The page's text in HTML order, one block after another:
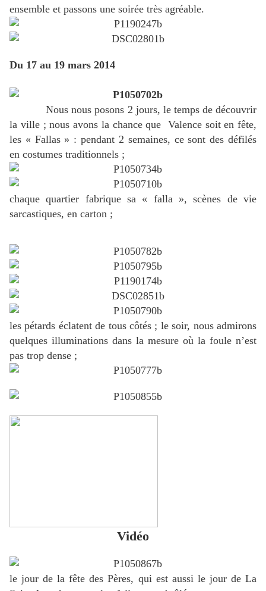
ensemble et passons une soirée très agréable.
Du 17 au 19 mars 2014
Nous nous posons 2 jours, le temps de découvrir
la ville ; nous avons la chance que Valence soit en fête,
les « Fallas » : pendant 2 semaines, ce sont des défilés
en costumes traditionnels ;
chaque quartier fabrique sa « falla », scènes de vie
sarcastiques, en carton ;
les pétards éclatent de tous côtés ; le soir, nous admirons
quelques illuminations dans la mesure où la foule n’est
pas trop dense ;
Vidéo
le jour de la fête des Pères, qui est aussi le jour de La